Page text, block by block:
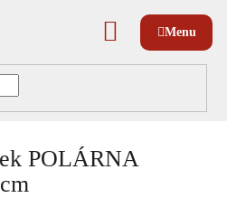
NÁKUPNÝ
KOŠÍK
POLÁRNA